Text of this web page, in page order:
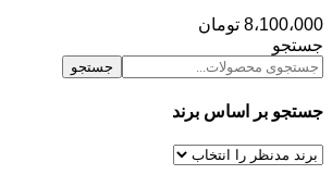
8،100،000 تومان
جستجو
جستجو
جستجو بر اساس برند